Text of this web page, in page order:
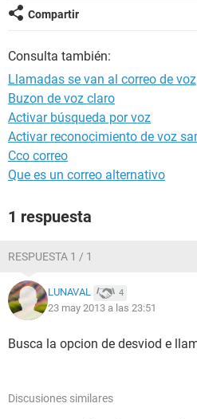
Compartir
Consulta también:
Llamadas se van al correo de voz
Buzon de voz claro
Activar búsqueda por voz
Activar reconocimiento de voz
Cco correo
Que es un correo alternativo
1 respuesta
RESPUESTA 1 / 1
LUNAVAL 4
23 may 2013 a las 23:51
Busca la opcion de desviod e
Discusiones similares